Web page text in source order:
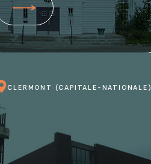
CLERMONT (CAPITALE-NATIONALE)